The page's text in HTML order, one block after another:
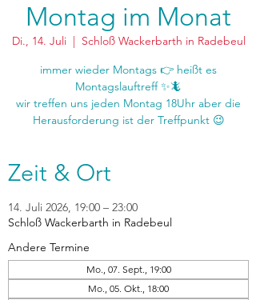
Montag im Monat
Di., 14. Juli
  |
Schloß Wackerbarth in Radebeul
immer wieder Montags 👉 heißt es
Montagslauftreff ✨🦎
wir treffen uns jeden Montag 18Uhr aber die
Zeit & Ort
14. Juli 2026, 19:00 – 23:00
Schloß Wackerbarth in Radebeul
Andere Termine
Mo., 07. Sept., 19:00
Mo., 05. Okt., 18:00